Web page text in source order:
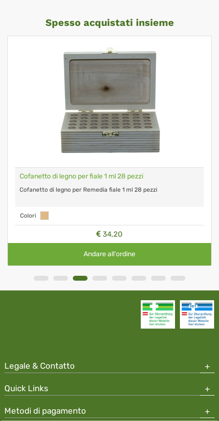
Spesso acquistati insieme
Cofanetto di legno per fiale 1 ml 28 pezzi
Cofanetto di legno per Remedia fiale 1 ml 28 pezzi
Colori
34,20
Andare all'ordine
Legale & Contatto
Quick Links
Metodi di pagamento